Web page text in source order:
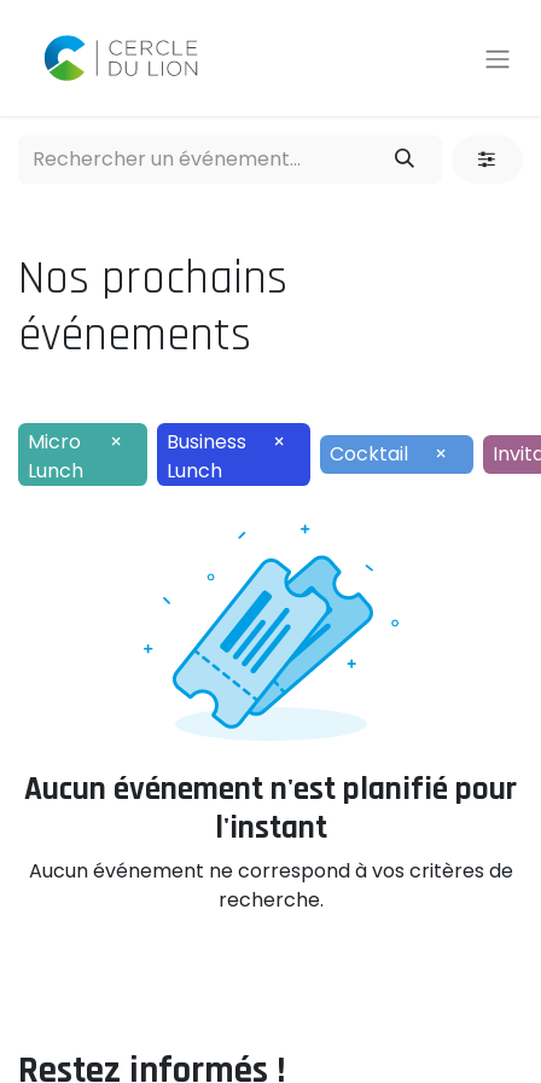
Nos prochains
événements
Micro
Lunch
×
Business
Lunch
× Cocktail ×
Aucun événement n'est planifié pour
l'instant
Aucun événement ne correspond à vos critères de
recherche.
Restez informés !